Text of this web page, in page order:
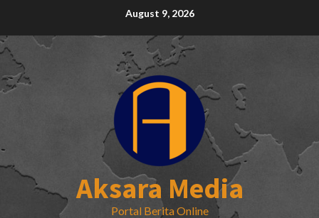
content
August 9, 2026
Aksara Media
Portal Berita Online